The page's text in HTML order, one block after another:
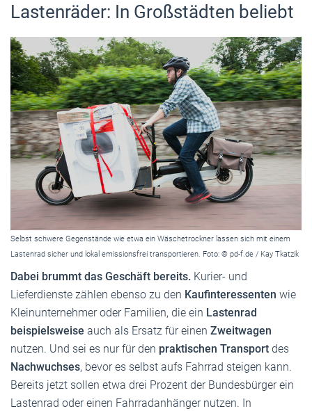
Lastenräder: In Großstädten beliebt
Selbst schwere Gegenstände wie etwa ein Wäschetrockner lassen sich mit einem
Lastenrad sicher und lokal emissionsfrei transportieren. Foto: © pd-f.de / Kay Tkatzik
Dabei brummt das Geschäft bereits. Kurier- und
Lieferdienste zählen ebenso zu den Kaufinteressenten wie
Kleinunternehmer oder Familien, die ein Lastenrad
beispielsweise auch als Ersatz für einen Zweitwagen
nutzen. Und sei es nur für den praktischen Transport des
Nachwuchses, bevor es selbst aufs Fahrrad steigen kann.
Bereits jetzt sollen etwa drei Prozent der Bundesbürger ein
Lastenrad oder einen Fahrradanhänger nutzen. In